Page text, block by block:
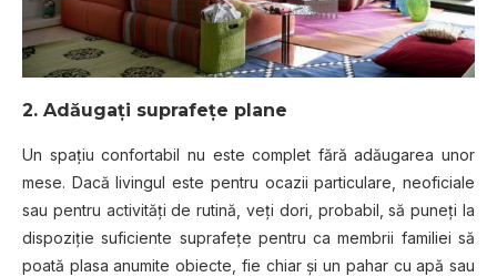
2. Adăugaţi suprafeţe plane
Un spațiu confortabil nu este complet fără adăugarea unor
mese. Dacă livingul este pentru ocazii particulare, neoficiale
sau pentru activităţi de rutină, veți dori, probabil, să puneţi la
dispoziţie suficiente suprafețe pentru ca membrii familiei să
poată plasa anumite obiecte, fie chiar şi un pahar cu apă sau